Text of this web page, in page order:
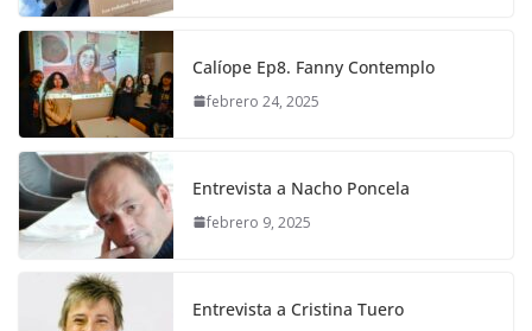
Calíope Ep8. Fanny Contemplo
febrero 24, 2025
Entrevista a Nacho Poncela
febrero 9, 2025
Entrevista a Cristina Tuero